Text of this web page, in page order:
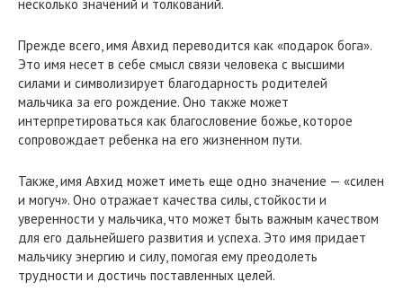
несколько значений и толкований.
Прежде всего, имя Авхид переводится как «подарок бога».
Это имя несет в себе смысл связи человека с высшими
силами и символизирует благодарность родителей
мальчика за его рождение. Оно также может
интерпретироваться как благословение божье, которое
сопровождает ребенка на его жизненном пути.
Также, имя Авхид может иметь еще одно значение — «силен
и могуч». Оно отражает качества силы, стойкости и
уверенности у мальчика, что может быть важным качеством
для его дальнейшего развития и успеха. Это имя придает
мальчику энергию и силу, помогая ему преодолеть
трудности и достичь поставленных целей.